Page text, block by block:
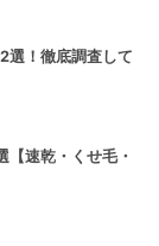
選！徹底調査して
【速乾・くせ毛・